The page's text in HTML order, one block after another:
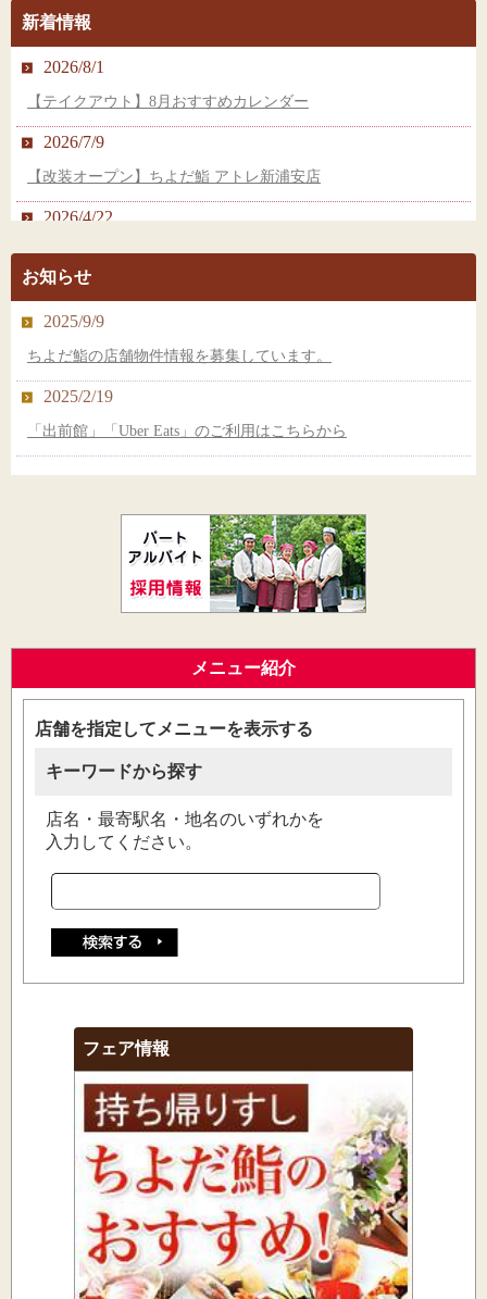
新着情報
2026/8/1
【テイクアウト】8月おすすめカレンダー
2026/7/9
【改装オープン】ちよだ鮨 アトレ新浦安店
2026/4/22
【新店オープン】ちよだ鮨 ペリエ稲毛店
【新店オープン】ちよだ鮨 アトレ亀戸店
2014/3/11
ちよだ鮨・炊飯工場が『食の安心・安全・五つ星』を獲得しま
した！
お知らせ
2025/9/9
ちよだ鮨の店舗物件情報を募集しています。
2025/2/19
「出前館」「Uber Eats」のご利用はこちらから
メニュー紹介
店舗を指定してメニューを表示する
キーワードから探す
店名・最寄駅名・地名のいずれかを
入力してください。
フェア情報